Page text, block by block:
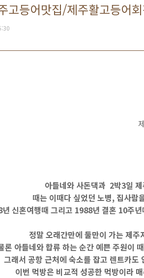
고등어맛집/제주활고등어
주고등어맛집 제주활
아들네와 사돈댁과 2박3일
때는 이때다 싶었던 노병, 집사람
신혼여행때 그리고 1988년 결혼 10주
정말 오래간만에 둘만이 가는 제
론 아들네와 합류 하는 순간 예쁜 주원이
그래서 공항 근처에 숙소를 잡고 렌트카
이번 먹방은 비교적 성공한 먹방이라